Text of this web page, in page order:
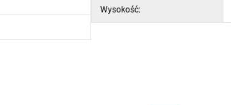
Wysokość: